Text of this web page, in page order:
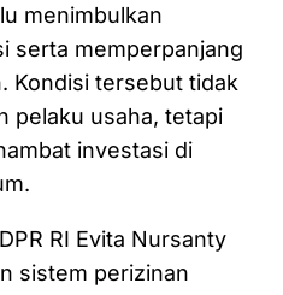
menimbulkan
serta memperpanjang
Kondisi tersebut tidak
pelaku usaha, tetapi
investasi di
RI Evita Nursanty
sistem perizinan